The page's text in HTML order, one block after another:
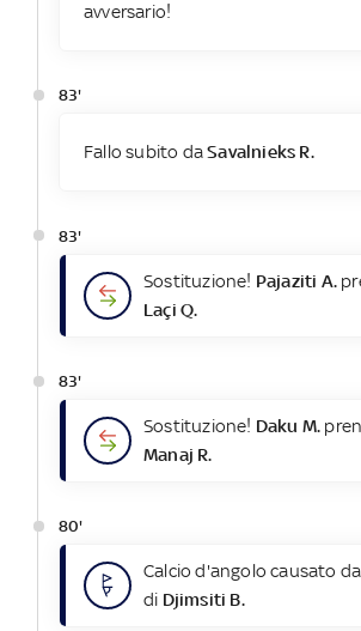
avversario!
83'
Fallo subito daSavalnieks R.
83'
Sostituzione! Pajaziti A.
Laçi Q.
83'
Sostituzione! Daku M.
Manaj R.
80'
Calcio d'angolo causato
di Djimsiti B.